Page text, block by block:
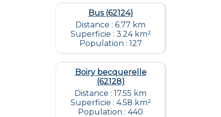
Bus (62124)
Distance : 6.77 km
Superficie : 3.24 km²
Population : 127
Boiry becquerelle
(62128)
Distance : 17.55 km
Superficie : 4.58 km²
Population : 440